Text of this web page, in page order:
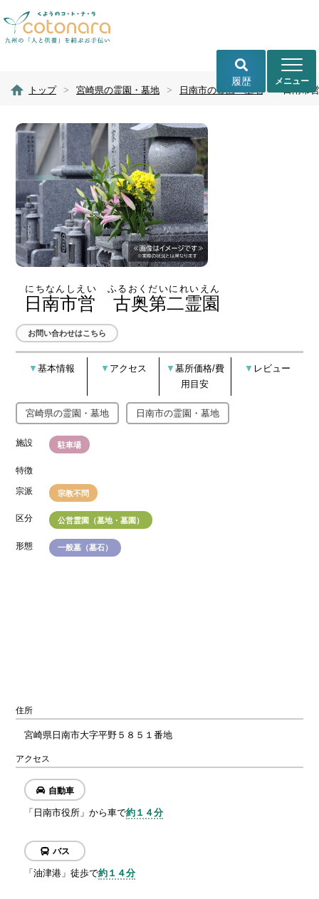
トップ > 宮崎県の霊園・墓地 > 日南市の霊園・墓地 > 日南市
日南市営 古奥第二霊園
にちなんしえい ふるおくだいにれいえん
お問い合わせはこちら
基本情報 アクセス
墓所価格/費
用目安
レビュー
宮崎県の霊園・墓地 日南市の霊園・墓地
施設 駐車場
特徴
宗派 宗教不問
区分 公営霊園（墓地・墓園）
形態 一般墓（墓石）
住所
宮崎県日南市大字平野５８５１番地
アクセス
自動車
「日南市役所」から車で約１４分
バス
「油津港」徒歩で約１４分
履歴